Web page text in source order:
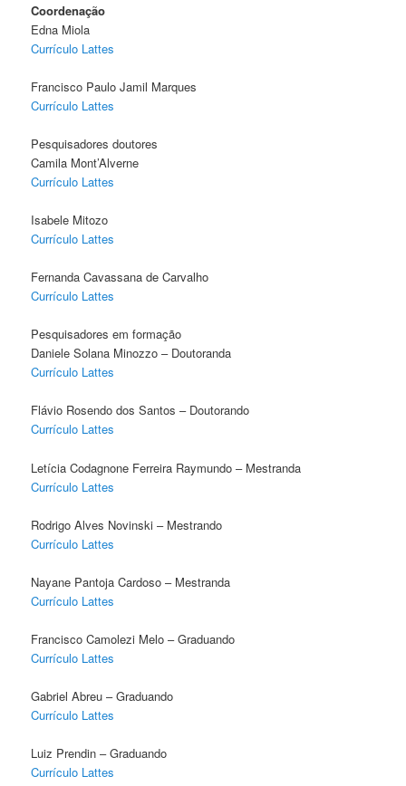
Coordenação
Edna Miola
Currículo Lattes
Francisco Paulo Jamil Marques
Currículo Lattes
Pesquisadores doutores
Camila Mont’Alverne
Currículo Lattes
Isabele Mitozo
Currículo Lattes
Fernanda Cavassana de Carvalho
Currículo Lattes
Pesquisadores em formação
Daniele Solana Minozzo – Doutoranda
Currículo Lattes
Flávio Rosendo dos Santos – Doutorando
Currículo Lattes
Letícia Codagnone Ferreira Raymundo – Mestranda
Currículo Lattes
Rodrigo Alves Novinski – Mestrando
Currículo Lattes
Nayane Pantoja Cardoso – Mestranda
Currículo Lattes
Francisco Camolezi Melo – Graduando
Currículo Lattes
Gabriel Abreu – Graduando
Currículo Lattes
Luiz Prendin – Graduando
Currículo Lattes